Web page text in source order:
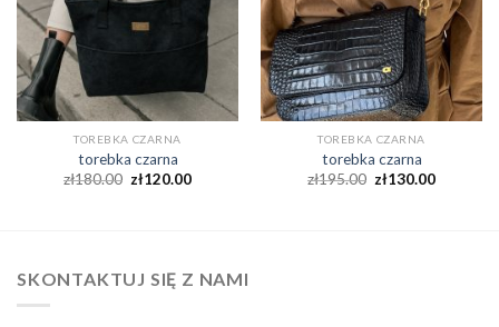
TOREBKA CZARNA
torebka czarna
zł180.00 zł120.00
TOREBKA CZARNA
torebka czarna
zł195.00 zł130.00
SKONTAKTUJ SIĘ Z NAMI